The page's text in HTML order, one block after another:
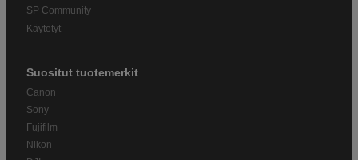
SP Community
Käytetyt
Suositut tuotemerkit
Canon
Sony
Fujifilm
Nikon